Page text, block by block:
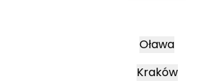
Oława
Kraków